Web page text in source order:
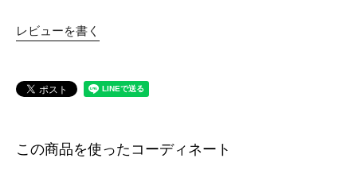
レビューを書く
この商品を使ったコーディネート